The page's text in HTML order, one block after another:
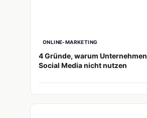
ONLINE-MARKETING
4 Gründe, warum Unternehmen
Social Media nicht nutzen